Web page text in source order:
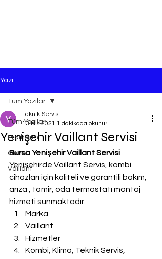
Yazı
Tüm Yazılar
Protherm
Genel
Vaillant
Tüm Yazılar
Yenişehir Vaillant Servisi
Teknik Servis
13 Nis 2021 1 dakikada okunur
Bursa Yenişehir Vaillant Servisi
Yenişehirde Vaillant Servis, kombi
cihazları için kaliteli ve garantili bakım,
arıza , tamir, oda termostatı montaj
hizmeti sunmaktadır.
Marka
Vaillant
Hizmetler
Kombi, Klima, Teknik Servis,